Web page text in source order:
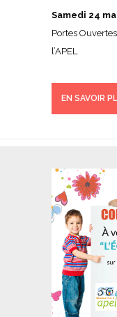
Samedi 24
Portes
l’APEL
EN SAVOIR